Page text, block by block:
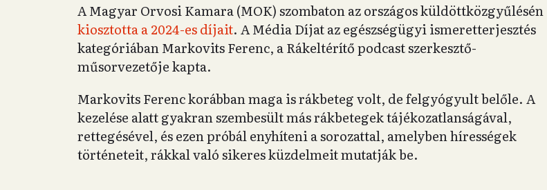
A Magyar Orvosi Kamara (MOK) szombaton az országos küldöttközgyűlésén
kiosztotta a 2024-es díjait. A Média Díjat az egészségügyi ismeretterjesztés
kategóriában Markovits Ferenc, a Rákeltérítő podcast szerkesztő-
műsorvezetője kapta.
Markovits Ferenc korábban maga is rákbeteg volt, de felgyógyult belőle. A
kezelése alatt gyakran szembesült más rákbetegek tájékozatlanságával,
rettegésével, és ezen próbál enyhíteni a sorozattal, amelyben hírességek
történeteit, rákkal való sikeres küzdelmeit mutatják be.